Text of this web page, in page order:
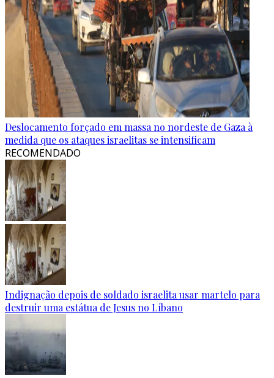
Deslocamento forçado em massa no nordeste de Gaza à
medida que os ataques israelitas se intensificam
RECOMENDADO
Indignação depois de soldado israelita usar martelo para
destruir uma estátua de Jesus no Líbano